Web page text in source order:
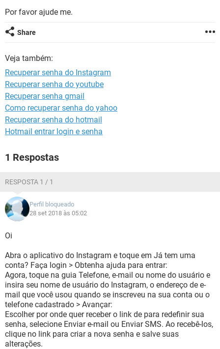
INSTAGRAM
GUIA DE COMPRAS
INSTAGRAM
GUIA DE COMPRAS
Por favor ajude me.
Share
Veja também:
Recuperar senha do Instagram
Recuperar senha do youtube
Recuperar senha gmail
Como recuperar senha do yahoo
Recuperar senha do hotmail
Hotmail entrar login e senha
1 Respostas
RESPOSTA 1 / 1
Perfil bloqueado
28 set 2018 às 05:02
Oi
Abra o aplicativo do Instagram e toque em Já tem uma
conta? Faça login > Obtenha ajuda para entrar:
Agora, toque na guia Telefone, e-mail ou nome do usuário e
insira seu nome de usuário do Instagram, o endereço de e-
mail que você usou quando se inscreveu na sua conta ou o
telefone cadastrado > Avançar:
Escolher por onde quer receber o link de para redefinir sua
senha, selecione Enviar e-mail ou Enviar SMS. Ao recebê-los,
clique no link para criar a nova senha e salve suas
alterações.